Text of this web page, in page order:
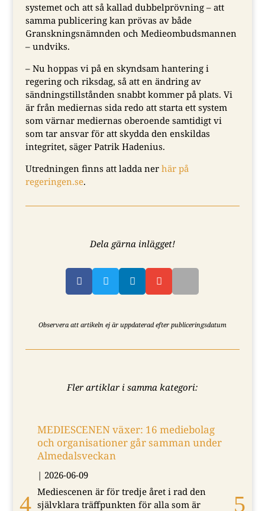
systemet och att så kallad dubbelprövning – att
samma publicering kan prövas av både
Granskningsnämnden och Medieombudsmannen
– undviks.
– Nu hoppas vi på en skyndsam hantering i
regering och riksdag, så att en ändring av
sändningstillstånden snabbt kommer på plats. Vi
är från mediernas sida redo att starta ett system
som värnar mediernas oberoende samtidigt vi
som tar ansvar för att skydda den enskildas
integritet, säger Patrik Hadenius.
Utredningen finns att ladda ner här på
regeringen.se.
Dela gärna inlägget!
   
Observera att artikeln ej är uppdaterad efter publiceringsdatum
Fler artiklar i samma kategori:
MEDIESCENEN växer: 16 mediebolag
och organisationer går samman under
Almedalsveckan
| 2026-06-09
Mediescenen är för tredje året i rad den
självklara träffpunkten för alla som är